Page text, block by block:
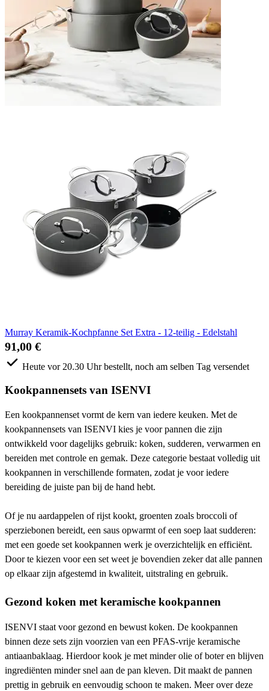
Murray Keramik-Kochpfanne Set Extra - 12-teilig - Edelstahl
91,00 €
Heute vor 20.30 Uhr bestellt, noch am selben Tag versendet
Kookpannensets van ISENVI
Een kookpannenset vormt de kern van iedere keuken. Met de
kookpannensets van ISENVI kies je voor pannen die zijn
ontwikkeld voor dagelijks gebruik: koken, sudderen, verwarmen en
bereiden met controle en gemak. Deze categorie bestaat volledig uit
kookpannen in verschillende formaten, zodat je voor iedere
bereiding de juiste pan bij de hand hebt.
Of je nu aardappelen of rijst kookt, groenten zoals broccoli of
sperziebonen bereidt, een saus opwarmt of een soep laat sudderen:
met een goede set kookpannen werk je overzichtelijk en efficiënt.
Door te kiezen voor een set weet je bovendien zeker dat alle pannen
op elkaar zijn afgestemd in kwaliteit, uitstraling en gebruik.
Gezond koken met keramische kookpannen
ISENVI staat voor gezond en bewust koken. De kookpannen
binnen deze sets zijn voorzien van een PFAS-vrije keramische
antiaanbaklaag. Hierdoor kook je met minder olie of boter en blijven
ingrediënten minder snel aan de pan kleven. Dit maakt de pannen
prettig in gebruik en eenvoudig schoon te maken. Meer over deze